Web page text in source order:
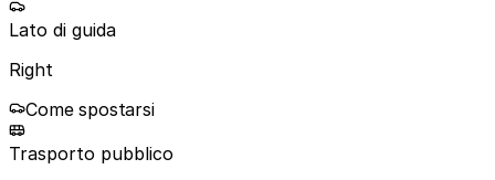
Lato di guida
Right
Come spostarsi
Trasporto pubblico